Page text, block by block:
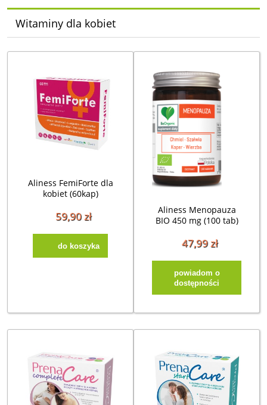
Witaminy dla kobiet
Aliness FemiForte dla
kobiet (60kap)
59,90 zł
do koszyka
Aliness Menopauza
BIO 450 mg (100 tab)
47,99 zł
powiadom o
dostępności